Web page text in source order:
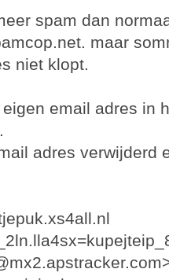
spam dan
maar
niet klopt.
email adres in
adres verwijderd